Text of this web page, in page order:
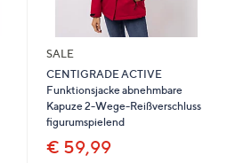
SALE
CENTIGRADE ACTIVE
Funktionsjacke abnehmbare
Kapuze 2-Wege-Reißverschluss
figurumspielend
€ 59,99